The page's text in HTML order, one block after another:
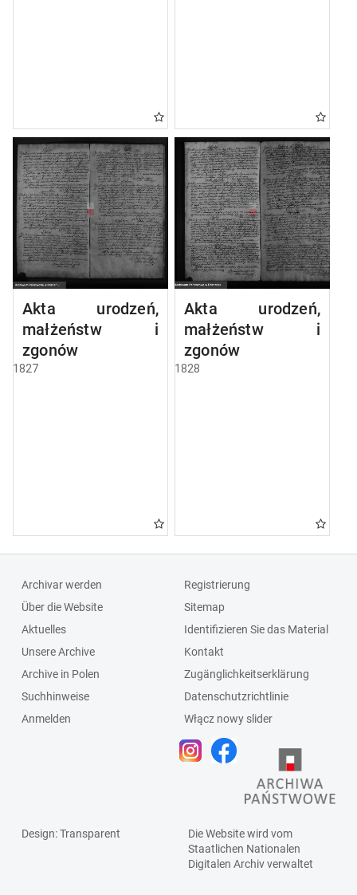
Akta urodzeń,
małżeństw i
zgonów
1827
Akta urodzeń,
małżeństw i
zgonów
1828
Archivar werden
Über die Website
Aktuelles
Unsere Archive
Archive in Polen
Suchhinweise
Anmelden
Registrierung
Sitemap
Identifizieren Sie das Material
Kontakt
Zugänglichkeitserklärung
Datenschutzrichtlinie
Włącz nowy slider
Design: Transparent
Die Website wird vom
Staatlichen Nationalen
Digitalen Archivverwaltet